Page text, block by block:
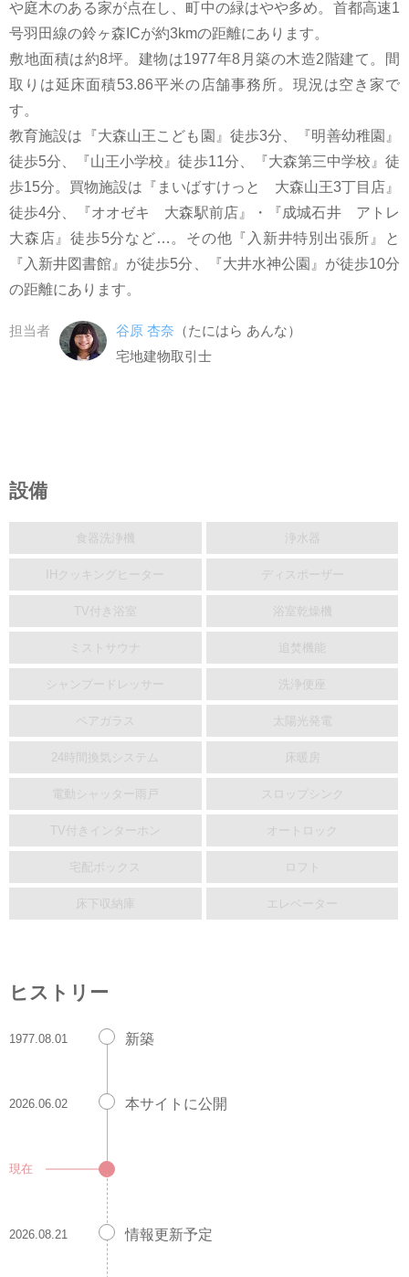
や庭木のある家が点在し、町中の緑はやや多め。首都高速1
号羽田線の鈴ヶ森ICが約3kmの距離にあります。
敷地面積は約8坪。建物は1977年8月築の木造2階建て。間
取りは延床面積53.86平米の店舗事務所。現況は空き家で
す。
教育施設は『大森山王こども園』徒歩3分、『明善幼稚園』
徒歩5分、『山王小学校』徒歩11分、『大森第三中学校』徒
歩15分。買物施設は『まいばすけっと 大森山王3丁目店』
徒歩4分、『オオゼキ 大森駅前店』・『成城石井 アトレ
大森店』徒歩5分など…。その他『入新井特別出張所』と
『入新井図書館』が徒歩5分、『大井水神公園』が徒歩10分
の距離にあります。
担当者 谷原 杏奈 （たにはら あんな）
宅地建物取引士
設備
食器洗浄機 浄水器
IHクッキングヒーター ディスポーザー
TV付き浴室 浴室乾燥機
ミストサウナ 追焚機能
シャンプードレッサー 洗浄便座
ペアガラス 太陽光発電
24時間換気システム 床暖房
電動シャッター雨戸 スロップシンク
TV付きインターホン オートロック
宅配ボックス ロフト
床下収納庫 エレベーター
ヒストリー
1977.08.01 新築
2026.06.02 本サイトに公開
現在
2026.08.21 情報更新予定